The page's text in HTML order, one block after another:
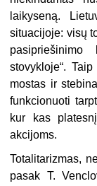
laikyseną.
situacijoje: visų
pasipriešinimo
stovykloje“.
mostas ir
funkcionuoti
kur kas
akcijoms.
Totalitarizmas,
pasak T.